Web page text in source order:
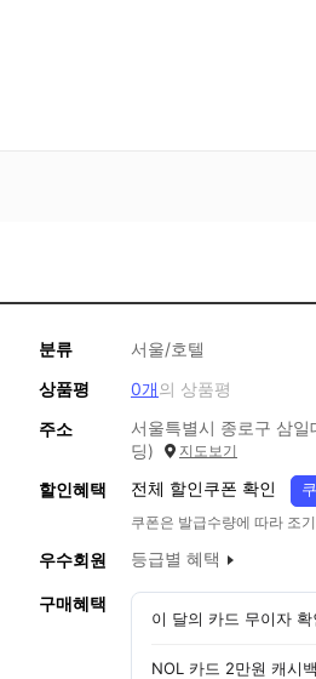
분류
서울/호텔
상품평
0개의 상품평
주소
서울특별시 종로구 삼일
딩)
지도보기
할인혜택 전체 할인쿠폰 확인
쿠폰은 발급수량에 따라 조
우수회원 등급별 혜택
구매혜택
이 달의 카드 무이자 확
NOL 카드 2만원 캐시